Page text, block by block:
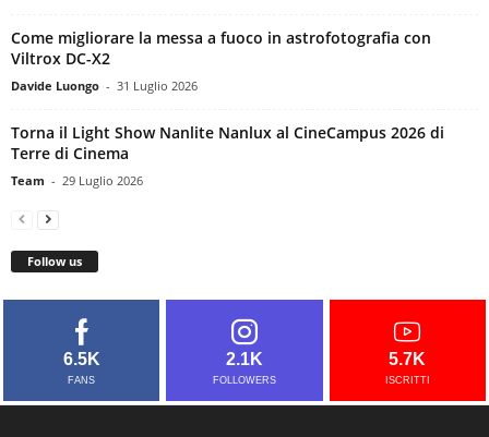
Come migliorare la messa a fuoco in astrofotografia con
Viltrox DC-X2
Davide Luongo - 31 Luglio 2026
Torna il Light Show Nanlite Nanlux al CineCampus 2026 di
Terre di Cinema
Team - 29 Luglio 2026
Follow us
6.5K
FANS
2.1K
FOLLOWERS
5.7K
ISCRITTI